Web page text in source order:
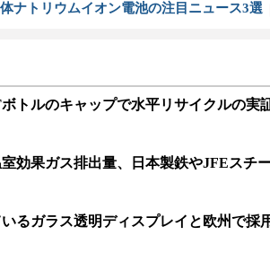
ナトリウムイオン電池の注目ニュース3選
トルのキャップで水平リサイクルの実
室効果ガス排出量、日本製鉄やJFEスチ
るガラス透明ディスプレイと欧州で採